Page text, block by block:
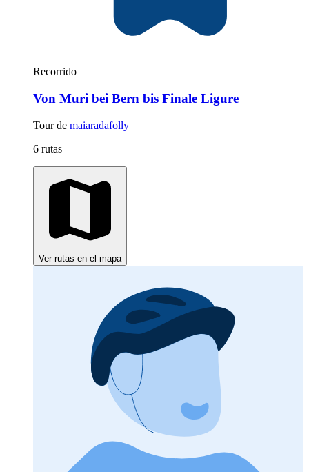
Recorrido
Von Muri bei Bern bis Finale Ligure
Tour de maiaradafolly
6 rutas
Ver rutas en el mapa